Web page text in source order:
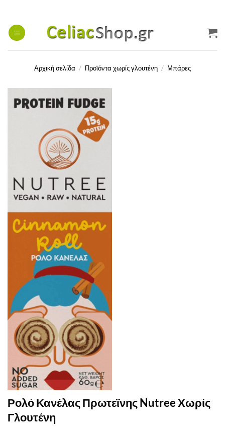
περιεχόμενο
Αρχική σελίδα / Προϊόντα χωρίς γλουτένη / Μπάρες
Ρολό Κανέλας Πρωτεΐνης Nutree Χωρίς
Γλουτένη